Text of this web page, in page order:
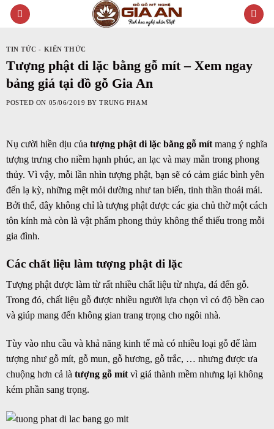
Skip
TIN TỨC - KIẾN THỨC
Tượng phật di lặc bằng gỗ mít – Xem ngay
bảng giá tại đồ gỗ Gia An
POSTED ON 05/06/2019 BYTRUNG PHẠM
Nụ cười hiền dịu của tượng phật di lặc bằng gỗ mít mang ý nghĩa
tượng trưng cho niềm hạnh phúc, an lạc và may mắn trong phong
thủy. Vì vậy, mỗi lần nhìn tượng phật, bạn sẽ có cảm giác bình yên
đến lạ kỳ, những mệt mỏi dường như tan biến, tinh thần thoải mái.
Bởi thế, đây không chỉ là tượng phật được các gia chủ thờ một cách
tôn kính mà còn là vật phẩm phong thủy không thể thiếu trong mỗi
gia đình.
Các chất liệu làm tượng phật di lặc
Tượng phật được làm từ rất nhiều chất liệu từ nhựa, đá đến gỗ.
Trong đó, chất liệu gỗ được nhiều người lựa chọn vì có độ bền cao
và giúp mang đến không gian trang trọng cho ngôi nhà.
Tùy vào nhu cầu và khả năng kinh tế mà có nhiều loại gỗ để làm
tượng như gỗ mít, gỗ mun, gỗ hương, gỗ trắc, … nhưng được ưa
chuộng hơn cả là tượng gỗ mít vì giá thành mềm nhưng lại không
kém phần sang trọng.